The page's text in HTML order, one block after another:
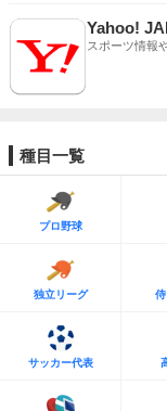
Yahoo!
スポーツ情報
種目一覧
プロ野球
独立リーグ
サッカー代表